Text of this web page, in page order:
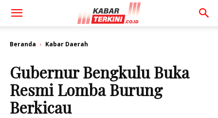
Beranda Kabar Daerah
Gubernur Bengkulu Buka
Resmi Lomba Burung
Berkicau